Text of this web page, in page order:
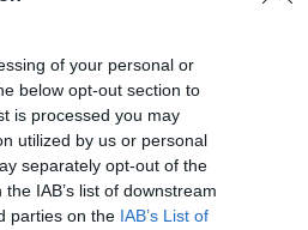
of your personal or
below opt-out section to
is processed you may
utilized by us or personal
separately opt-out of the
IAB’s list of downstream
parties on the IAB’s List of
era disponibile sul catalogo
alternativa?